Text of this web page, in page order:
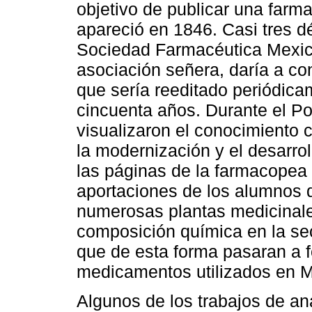
objetivo de publicar una
apareció en 1846. Casi tres
Sociedad Farmacéutica
asociación señera, daría a
que sería reeditado
cincuenta años. Durante el
visualizaron el conocimiento
la modernización y el
las páginas de la
aportaciones de los alumnos
numerosas plantas
composición química en la
que de esta forma pasaran a
medicamentos utilizados en
Algunos de los trabajos de